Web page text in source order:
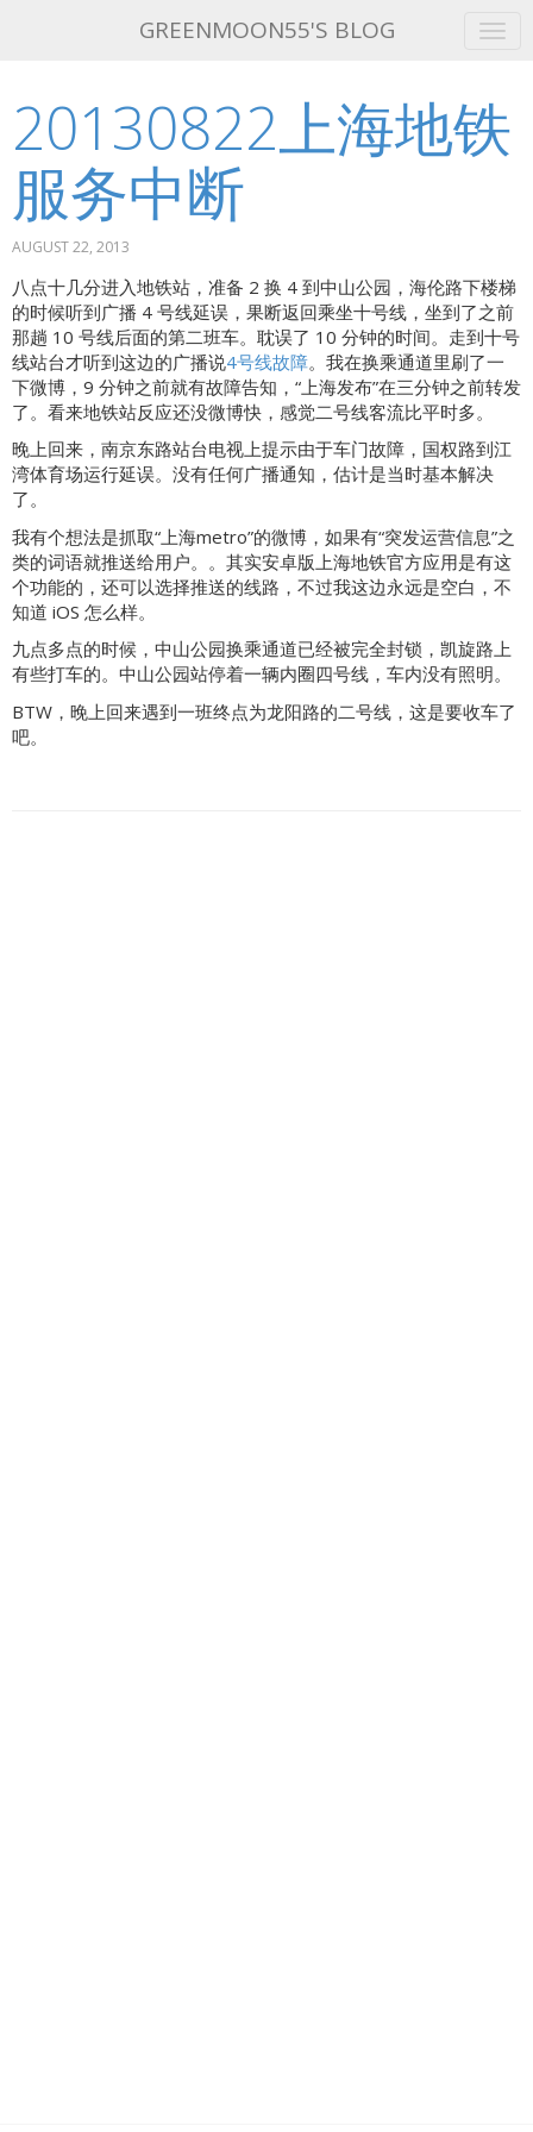
GREENMOON55'S BLOG
GET THIS THEME!
ATOM FEED
20130822上海地铁
服务中断
AUGUST 22, 2013
八点十几分进入地铁站，准备 2 换 4 到中山公园，海伦路下楼梯
的时候听到广播 4 号线延误，果断返回乘坐十号线，坐到了之前
那趟 10 号线后面的第二班车。耽误了 10 分钟的时间。走到十号
线站台才听到这边的广播说4号线故障。我在换乘通道里刷了一
下微博，9 分钟之前就有故障告知，“上海发布”在三分钟之前转发
了。看来地铁站反应还没微博快，感觉二号线客流比平时多。
晚上回来，南京东路站台电视上提示由于车门故障，国权路到江
湾体育场运行延误。没有任何广播通知，估计是当时基本解决
了。
我有个想法是抓取“上海metro”的微博，如果有“突发运营信息”之
类的词语就推送给用户。。其实安卓版上海地铁官方应用是有这
个功能的，还可以选择推送的线路，不过我这边永远是空白，不
知道 iOS 怎么样。
九点多点的时候，中山公园换乘通道已经被完全封锁，凯旋路上
有些打车的。中山公园站停着一辆内圈四号线，车内没有照明。
BTW，晚上回来遇到一班终点为龙阳路的二号线，这是要收车了
吧。